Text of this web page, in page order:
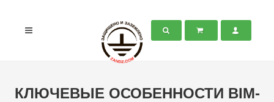
КЛЮЧЕВЫЕ ОСОБЕННОСТИ BIM-